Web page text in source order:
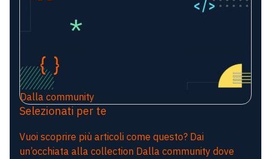
Dalla community
Selezionati per te
Vuoi scoprire più articoli come questo? Dai
un’occhiata alla collection Dalla community dove